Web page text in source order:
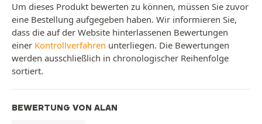
Um dieses Produkt bewerten zu können, müssen Sie zuvor
eine Bestellung aufgegeben haben. Wir informieren Sie,
dass die auf der Website hinterlassenen Bewertungen
einer Kontrollverfahren unterliegen. Die Bewertungen
werden ausschließlich in chronologischer Reihenfolge
sortiert.
BEWERTUNG VON ALAN